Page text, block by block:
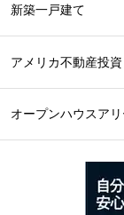
新築一戸建て
アメリカ不動産投資
オープンハウスア